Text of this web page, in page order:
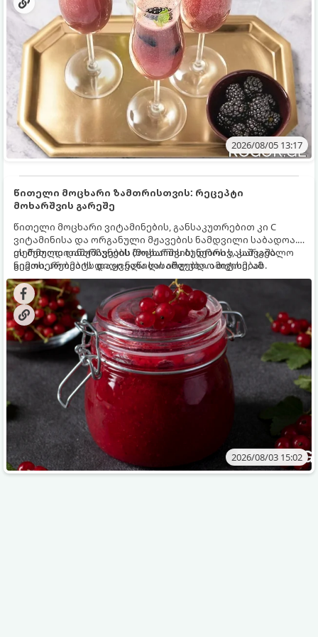
2026/08/05 13:17
წითელი მოცხარი ზამთრისთვის: რეცეპტი
მოხარშვის გარეშე
წითელი მოცხარი ვიტამინების, განსაკუთრებით კი C
ვიტამინისა და ორგანული მჟავების ნამდვილი საბადოა.
თერმული დამუშავების (მოხარშვის) დროს სასარგებლო
ნივთიერებების დიდი ნაწილი იშლება. ამიტომ, ამ
კენკრის ზამთრისთვის შესანახად საუკეთესო გზა
„ცოცხალი ჯემის“ მომზადებაა - მოხარშვის გარეშე.
ეს მეთოდი ინარჩუნებს მოცხარის ბუნებრივ, კაშკაშა
გემოს, არომატს და ყველა სასარგებლო თვისებას.
2026/08/03 15:02